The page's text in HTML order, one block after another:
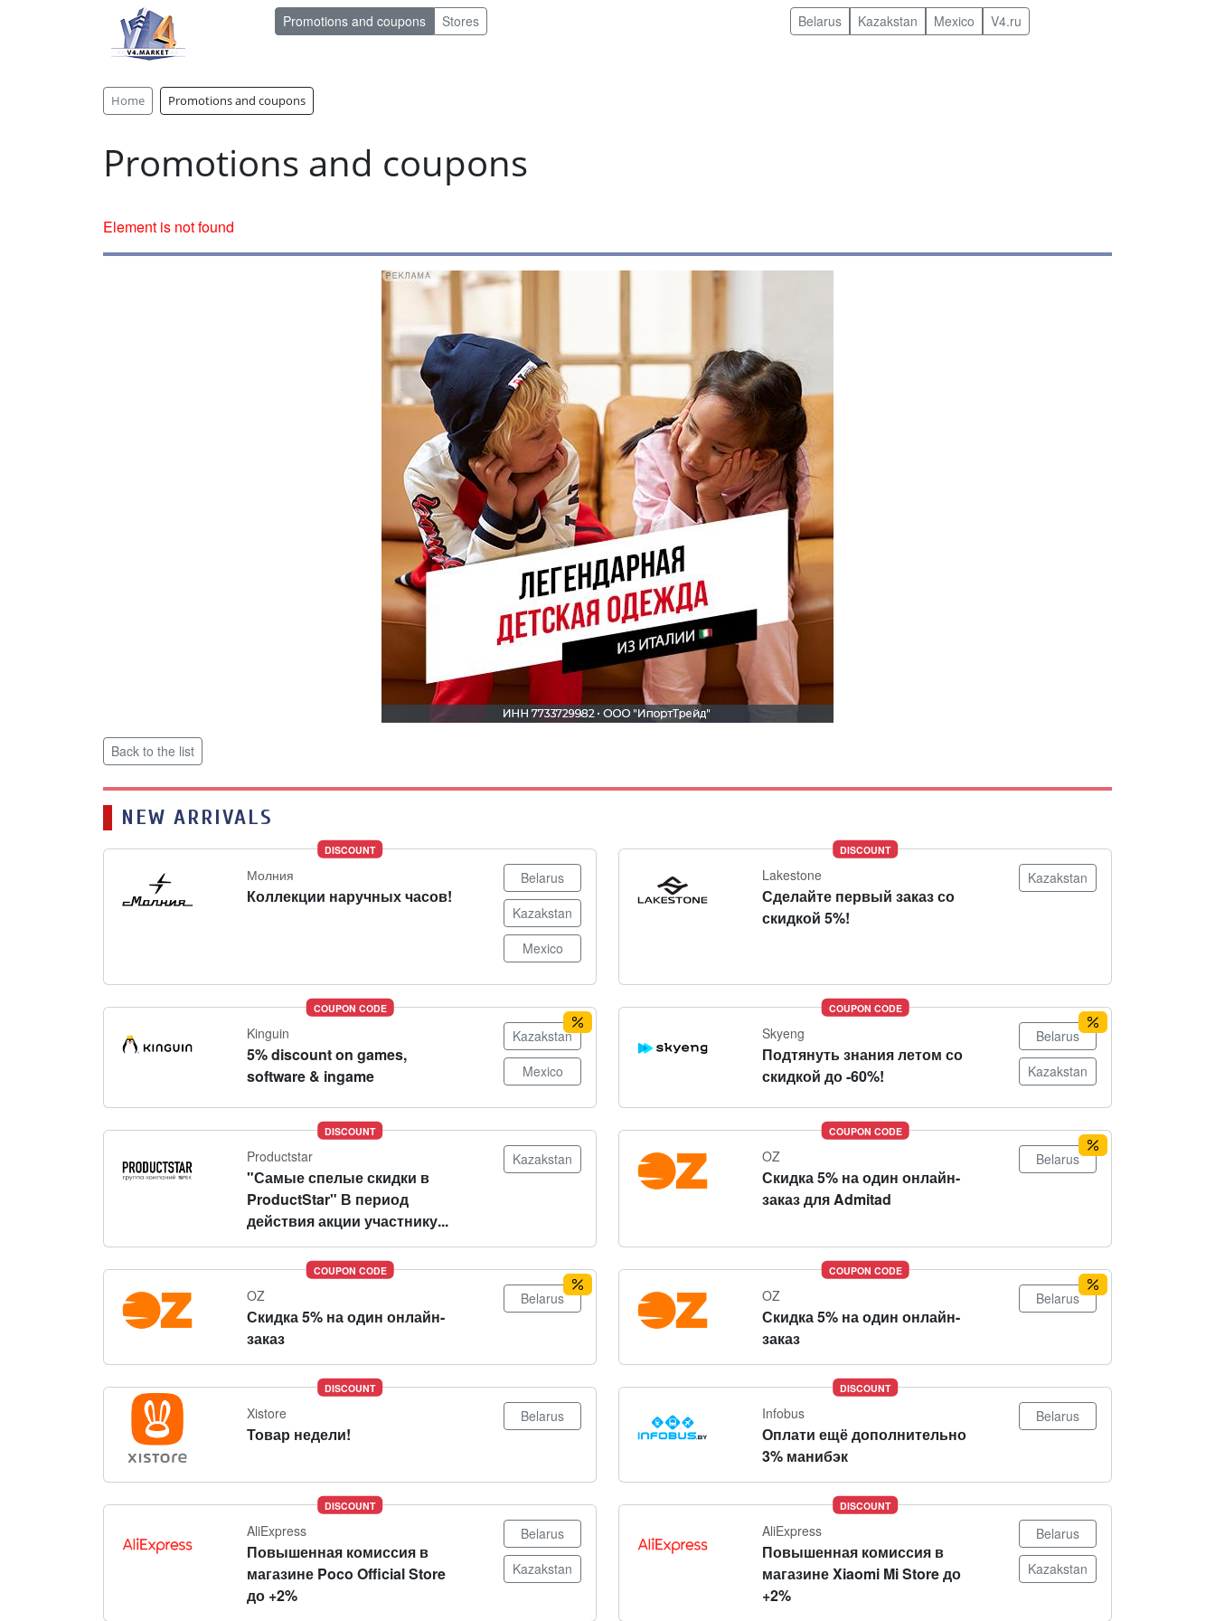
Promotions and coupons Stores Belarus Kazakstan Mexico V4.ru
Home Promotions and coupons
Promotions and coupons
Element is not found
Back to the list
NEW ARRIVALS
DISCOUNT
Молния
Коллекции наручных часов!
Belarus
Kazakstan
Mexico
DISCOUNT
Lakestone
Сделайте первый заказ со
скидкой 5%!
Kazakstan
COUPON CODE
Kinguin
5% discount on games,
software & ingame
Kazakstan
Mexico
COUPON CODE
Skyeng
Подтянуть знания летом со
скидкой до -60%!
Belarus
Kazakstan
DISCOUNT
Productstar
"Самые спелые скидки в
ProductStar" В период
действия акции участнику...
Kazakstan
COUPON CODE
OZ
Скидка 5% на один онлайн-
заказ для Admitad
Belarus
COUPON CODE
OZ
Скидка 5% на один онлайн-
заказ
Belarus
COUPON CODE
OZ
Скидка 5% на один онлайн-
заказ
Belarus
DISCOUNT
Xistore
Товар недели!
Belarus
DISCOUNT
Infobus
Оплати ещё дополнительно
3% манибэк
Belarus
DISCOUNT
AliExpress
Повышенная комиссия в
магазине Poco Official Store
до +2%
Belarus
Kazakstan
DISCOUNT
AliExpress
Повышенная комиссия в
магазине Xiaomi Mi Store до
+2%
Belarus
Kazakstan